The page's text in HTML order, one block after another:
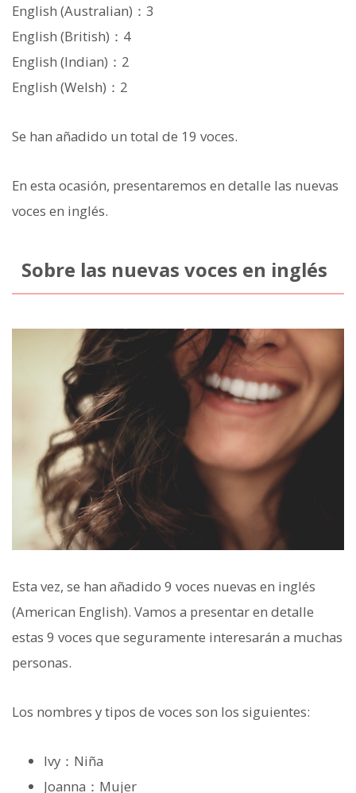
English (Australian)：3
English (British)：4
English (Indian)：2
English (Welsh)：2
Se han añadido un total de 19 voces.
En esta ocasión, presentaremos en detalle las nuevas
voces en inglés.
Sobre las nuevas voces en inglés
Esta vez, se han añadido 9 voces nuevas en inglés
(American English). Vamos a presentar en detalle
estas 9 voces que seguramente interesarán a muchas
personas.
Los nombres y tipos de voces son los siguientes:
Ivy：Niña
Joanna：Mujer